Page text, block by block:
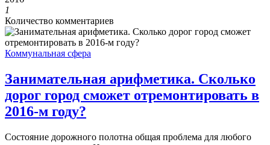
1
Количество комментариев
Коммунальная сфера
Занимательная арифметика. Сколько
дорог город сможет отремонтировать в
2016-м году?
Состояние дорожного полотна общая проблема для любого